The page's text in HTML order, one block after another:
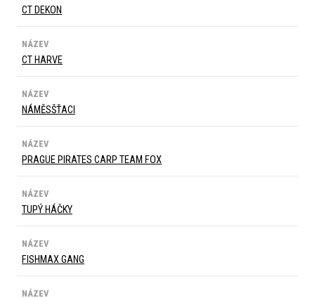
CT DEKON
NÁZEV
CT HARVE
NÁZEV
NÁMĚSŠŤACI
NÁZEV
PRAGUE PIRATES CARP TEAM FOX
NÁZEV
TUPÝ HÁČKY
NÁZEV
FISHMAX GANG
NÁZEV